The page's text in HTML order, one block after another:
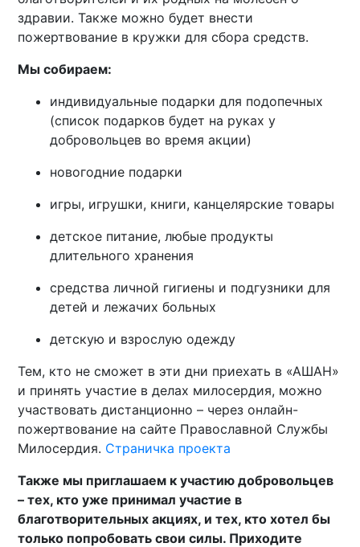
здравии. Также можно будет внести
пожертвование в кружки для сбора средств.
Мы собираем:
индивидуальные подарки для подопечных
(список подарков будет на руках у
добровольцев во время акции)
новогодние подарки
игры, игрушки, книги, канцелярские товары
детское питание, любые продукты
длительного хранения
средства личной гигиены и подгузники для
детей и лежачих больных
детскую и взрослую одежду
Тем, кто не сможет в эти дни приехать в «АШАН»
и принять участие в делах милосердия, можно
участвовать дистанционно – через онлайн-
пожертвование на сайте Православной Службы
Милосердия. Страничка проекта
Также мы приглашаем к участию добровольцев
– тех, кто уже принимал участие в
благотворительных акциях, и тех, кто хотел бы
только попробовать свои силы. Приходите